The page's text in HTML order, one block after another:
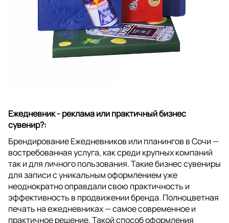
Ежедневник - реклама или практичный бизнес
сувенир?:
Брендирование Ежедневников или планингов в Сочи —
востребованная услуга, как среди крупных компаний
так и для личного пользования. Такие бизнес сувениры
для записи с уникальным оформлением уже
неоднократно оправдали свою практичность и
эффективность в продвижении бренда. Полноцветная
печать на ежедневниках — самое современное и
практичное решение. Такой способ оформления